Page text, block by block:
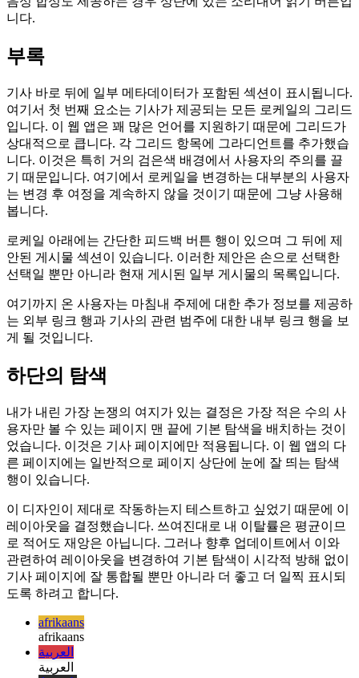
모방하여 자체 구성 요소에서 렌더링됩니다.
텍스트의 링크를 제외하고 유일한 대화형 요소는 현재 로캘이
음성 합성도 제공하는 경우 상단에 있는 소리내어 읽기 버튼입
부록
기사 바로 뒤에 일부 메타데이터가 포함된 섹션이 표시됩니다.
여기서 첫 번째 요소는 기사가 제공되는 모든 로케일의 그리드
입니다. 이 웹 앱은 꽤 많은 언어를 지원하기 때문에 그리드가
상대적으로 큽니다. 각 그리드 항목에 그라디언트를 추가했습
기 때문입니다. 여기에서 로케일을 변경하는 대부분의 사용자
는 변경 후 여정을 계속하지 않을 것이기 때문에 그냥 사용해
봅니다.
로케일 아래에는 간단한 피드백 버튼 행이 있으며 그 뒤에 제
안된 게시물 섹션이 있습니다. 이러한 제안은 손으로 선택한
선택일 뿐만 아니라 현재 게시된 일부 게시물의 목록입니다.
여기까지 온 사용자는 마침내 주제에 대한 추가 정보를 제공하
는 외부 링크 행과 기사의 관련 범주에 대한 내부 링크 행을 보
하단의 탐색
내가 내린 가장 논쟁의 여지가 있는 결정은 가장 적은 수의 사
었습니다. 이것은 기사 페이지에만 적용됩니다. 이 웹 앱의 다
른 페이지에는 일반적으로 페이지 상단에 눈에 잘 띄는 탐색
행이 있습니다.
이 디자인이 제대로 작동하는지 테스트하고 싶었기 때문에 이
레이아웃을 결정했습니다. 쓰여진대로 내 이탈률은 평균이므
관련하여 레이아웃을 변경하여 기본 탐색이 시각적 방해 없이
기사 페이지에 잘 통합될 뿐만 아니라 더 좋고 더 일찍 표시되
도록 하려고 합니다.